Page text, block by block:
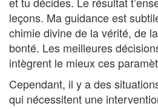
leçons. Ma guidance est
chimie divine de la vérité, de
bonté. Les meilleures
intègrent le mieux ces
Cependant, il y a des
qui nécessitent une